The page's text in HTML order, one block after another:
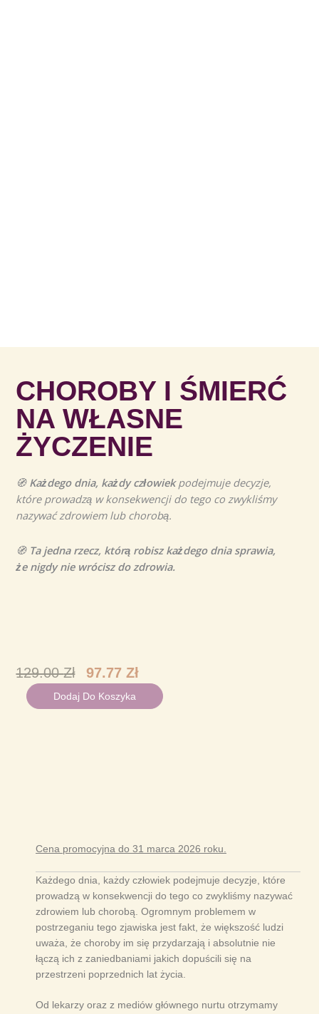
CHOROBY I ŚMIERĆ
NA WŁASNE
ŻYCZENIE
🧭 Każdego dnia, każdy człowiekpodejmuje decyzje,
które prowadzą w konsekwencji do tego co zwykliśmy
nazywać zdrowiem lub chorobą.
🧭Ta jedna rzecz, którą robisz każdego dnia sprawia,
że nigdy nie wrócisz do zdrowia.
129.00Zł
Pierwotna
Cena
Wynosiła:
97.77ZłAktualna
Cena
Wynosi:
ilość
CHOROBY
Dodaj Do Koszyka
Cena promocyjna do 31 marca 2026 roku.
Każdego dnia, każdy człowiek podejmuje decyzje, które
prowadzą w konsekwencji do tego co zwykliśmy nazywać
zdrowiem lub chorobą. Ogromnym problemem w
postrzeganiu tego zjawiska jest fakt, że większość ludzi
uważa, że choroby im się przydarzają i absolutnie nie
łączą ich z zaniedbaniami jakich dopuścili się na
przestrzeni poprzednich lat życia.
Od lekarzy oraz z mediów głównego nurtu otrzymamy